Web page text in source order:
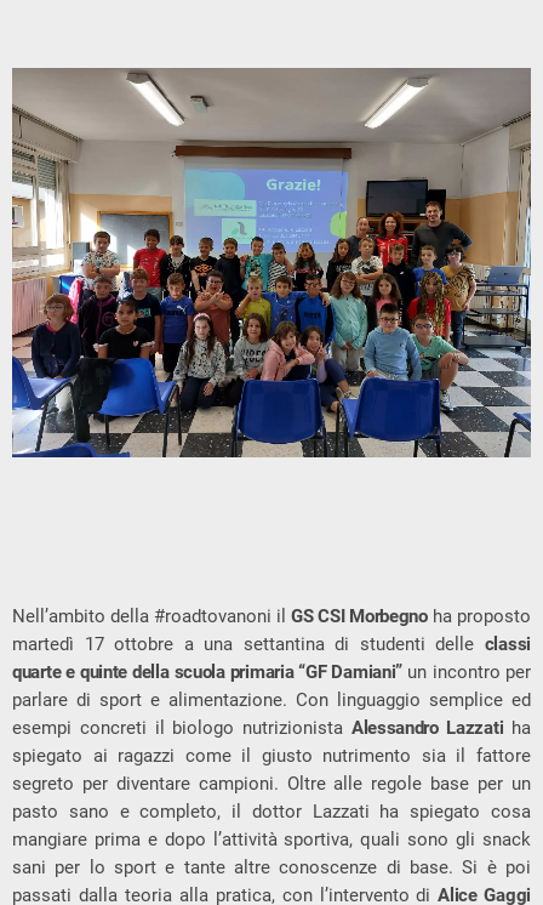
Nell’ambito della #roadtovanoni ilGS CSI Morbegnoha proposto
martedì 17 ottobre a una settantina di studenti delle classi
quarte e quinte della scuola primaria “GF Damiani” un incontro per
parlare di sport e alimentazione. Con linguaggio semplice ed
esempi concreti il biologo nutrizionista Alessandro Lazzati ha
spiegato ai ragazzi come il giusto nutrimento sia il fattore
segreto per diventare campioni. Oltre alle regole base per un
pasto sano e completo, il dottor Lazzati ha spiegato cosa
mangiare prima e dopo l’attività sportiva, quali sono gli snack
sani per lo sport e tante altre conoscenze di base. Si è poi
passati dalla teoria alla pratica, con l’intervento diAlice Gaggi